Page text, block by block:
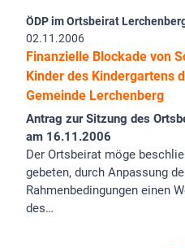
ÖDP im Ortsbeirat
02.11.2006
Finanzielle Blockade von
Kinder des Kindergartens
Gemeinde Lerchenberg
Antrag zur Sitzung des
am 16.11.2006
Der Ortsbeirat möge
gebeten, durch Anpassung
Rahmenbedingungen einen
des…